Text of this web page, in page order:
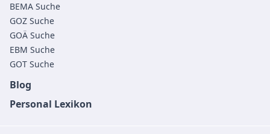
BEMA Suche
GOZ Suche
GOÄ Suche
EBM Suche
GOT Suche
Blog
Personal Lexikon